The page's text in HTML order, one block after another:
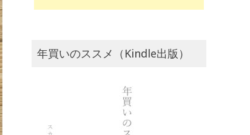
年買いのススメ（Kindle出版）